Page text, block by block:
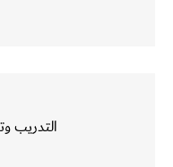
التدريب